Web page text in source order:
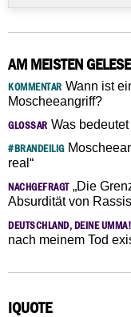
AM MEISTEN
KOMMENTAR Wann ist
Moscheeangriff?
GLOSSAR Was
#BRANDEILIG
real“
NACHGEFRAGT„Die
Absurdität von
DEUTSCHLAND, DEINE UMMA!
nach meinem Tod
IQUOTE